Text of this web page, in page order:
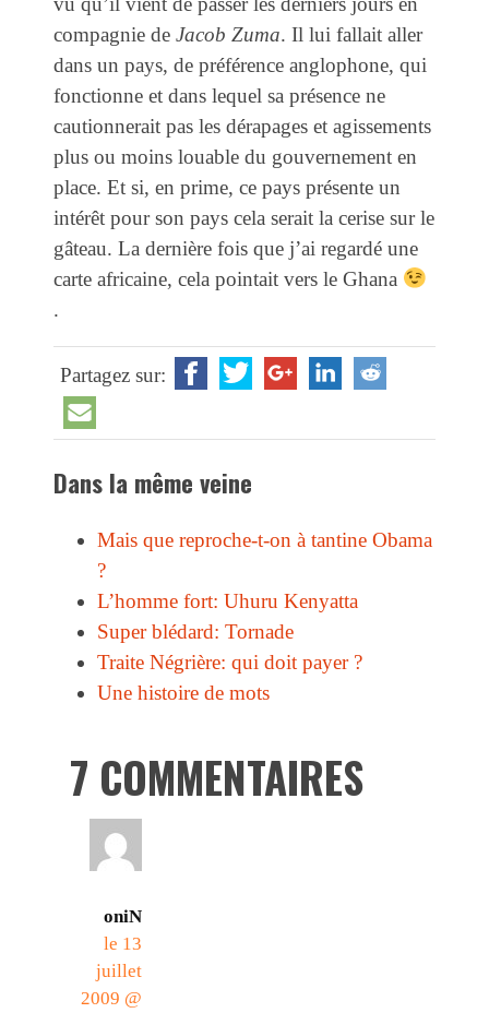
compagnie de Jacob Zuma. Il lui fallait aller
dans un pays, de préférence anglophone, qui
fonctionne et dans lequel sa présence ne
cautionnerait pas les dérapages et agissements
plus ou moins louable du gouvernement en
place. Et si, en prime, ce pays présente un
intérêt pour son pays cela serait la cerise sur le
gâteau. La dernière fois que j’ai regardé une
carte africaine, cela pointait vers le Ghana
.
Partagez sur:
Dans la même veine
Mais que reproche-t-on à tantine Obama
?
L’homme fort: Uhuru Kenyatta
Super blédard: Tornade
Traite Négrière: qui doit payer ?
Une histoire de mots
7 COMMENTAIRES
oniN
le 13
juillet
2009 @